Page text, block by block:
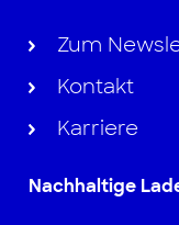
Zum
Kontakt
Karriere
Nachhaltige